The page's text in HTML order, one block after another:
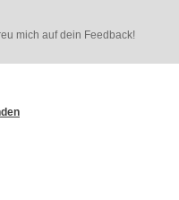
mich auf dein Feedback!